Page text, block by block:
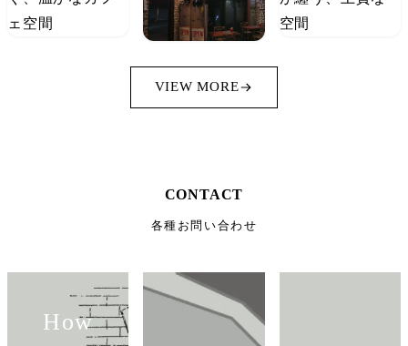
VIEW MORE
CONTACT
各種お問い合わせ
How